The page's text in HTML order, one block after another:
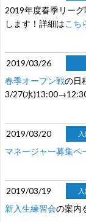
2019年度春季リー
します！詳細はこち
2019/03/26
春季オープン戦の日
3/27(水
2019/03/20
マネージャー募集ペ
2019/03/19
新入生練習会の案内